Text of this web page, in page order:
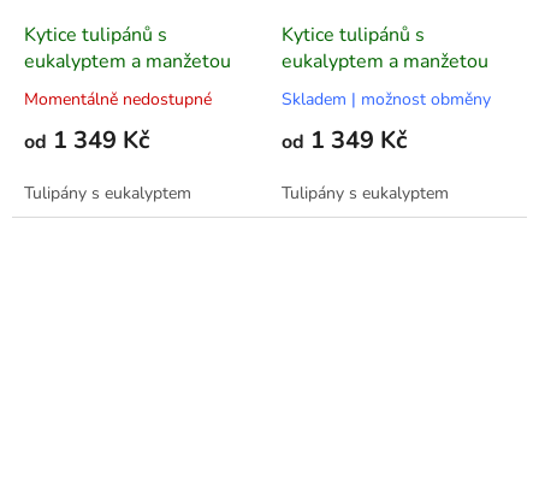
Kytice tulipánů s
eukalyptem a manžetou
Momentálně nedostupné
od 1 349 Kč
Tulipány s eukalyptem
Kytice tulipánů s
eukalyptem a manžetou
Skladem | možnost obměny
od 1 349 Kč
Tulipány s eukalyptem